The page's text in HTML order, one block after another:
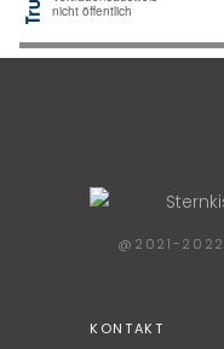
@2021-
KONTAKT